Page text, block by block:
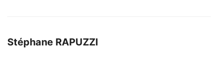
Stéphane RAPUZZI